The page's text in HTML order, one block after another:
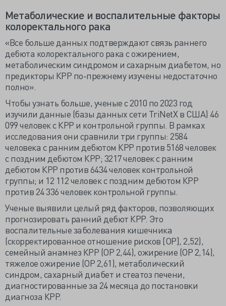
Метаболические и воспалительные факторы
колоректального рака
«Все больше данных подтверждают связь раннего
дебюта колоректального рака с ожирением,
метаболическим синдромом и сахарным диабетом, но
предикторы КРР по-прежнему изучены недостаточно
полно».
Чтобы узнать больше, ученые с 2010 по 2023 год
изучили данные (базы данных сети TriNetX в США) 46
099 человек с КРР и контрольной группы. В рамках
исследования они сравнили три группы: 2584
человека с ранним дебютом КРР против 5168 человек
с поздним дебютом КРР; 3217 человек с ранним
дебютом КРР против 6434 человек контрольной
группы; и 12 112 человек с поздним дебютом КРР
против 24 336 человек контрольной группы.
Ученые выявили целый ряд факторов, позволяющих
прогнозировать ранний дебют КРР. Это
воспалительные заболевания кишечника
(скорректированное отношение рисков [ОР], 2,52),
семейный анамнез КРР (ОР 2,44), ожирение (ОР 2,14),
тяжелое ожирение (ОР 2,61), метаболический
синдром, сахарный диабет и стеатоз печени,
диагностированные за 24 месяца до постановки
диагноза КРР.